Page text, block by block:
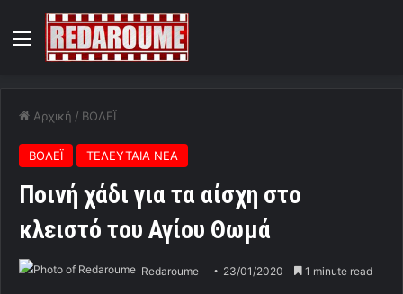
Menu
Αρχική / ΒΟΛΕΪ
ΒΟΛΕΪ ΤΕΛΕΥΤΑΙΑ ΝΕΑ
Ποινή χάδι για τα αίσχη στο
κλειστό του Αγίου Θωμά
Redaroume 23/01/2020 1 minute read